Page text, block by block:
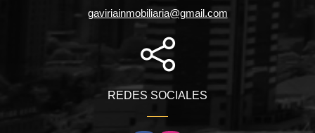
gaviriainmobiliaria@gmail.com
REDES SOCIALES